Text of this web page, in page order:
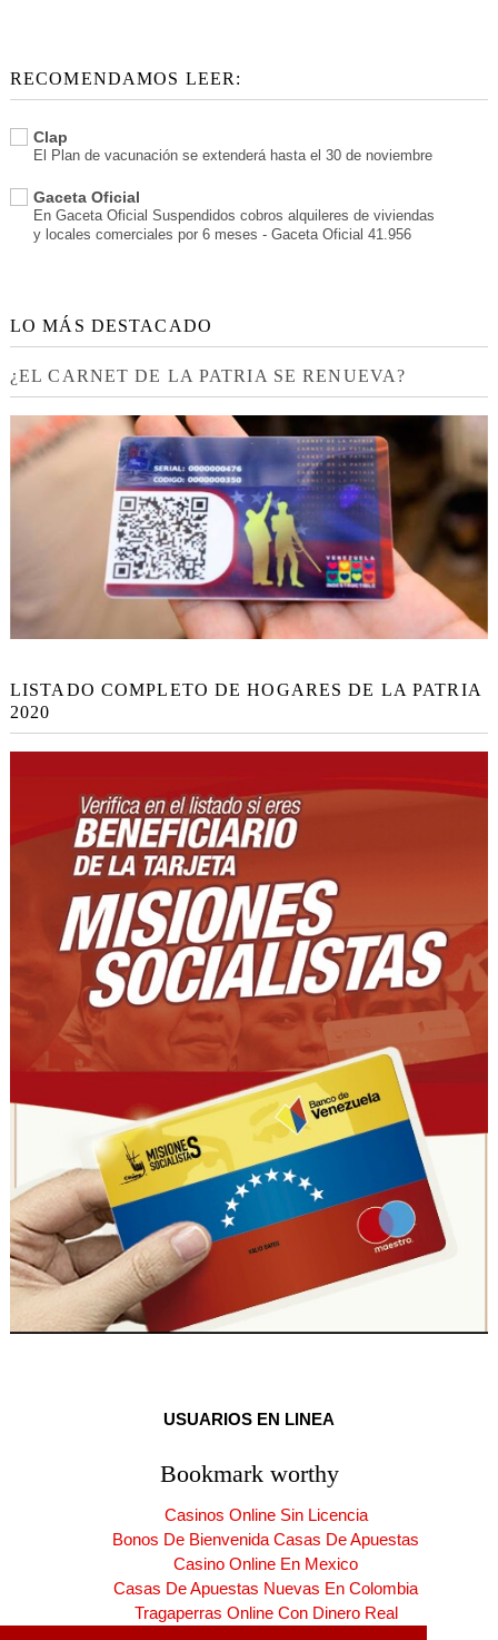
RECOMENDAMOS LEER:
Clap
El Plan de vacunación se extenderá hasta el 30 de noviembre
Gaceta Oficial
En Gaceta Oficial Suspendidos cobros alquileres de viviendas
y locales comerciales por 6 meses - Gaceta Oficial 41.956
LO MÁS DESTACADO
¿EL CARNET DE LA PATRIA SE RENUEVA?
LISTADO COMPLETO DE HOGARES DE LA PATRIA
2020
USUARIOS EN LINEA
Bookmark worthy
Casinos Online Sin Licencia
Bonos De Bienvenida Casas De Apuestas
Casino Online En Mexico
Casas De Apuestas Nuevas En Colombia
Tragaperras Online Con Dinero Real